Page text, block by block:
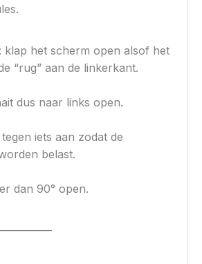
klap het scherm open alsof het
“rug” aan de linkerkant.
dus naar links open.
iets aan zodat de
belast.
dan 90° open.